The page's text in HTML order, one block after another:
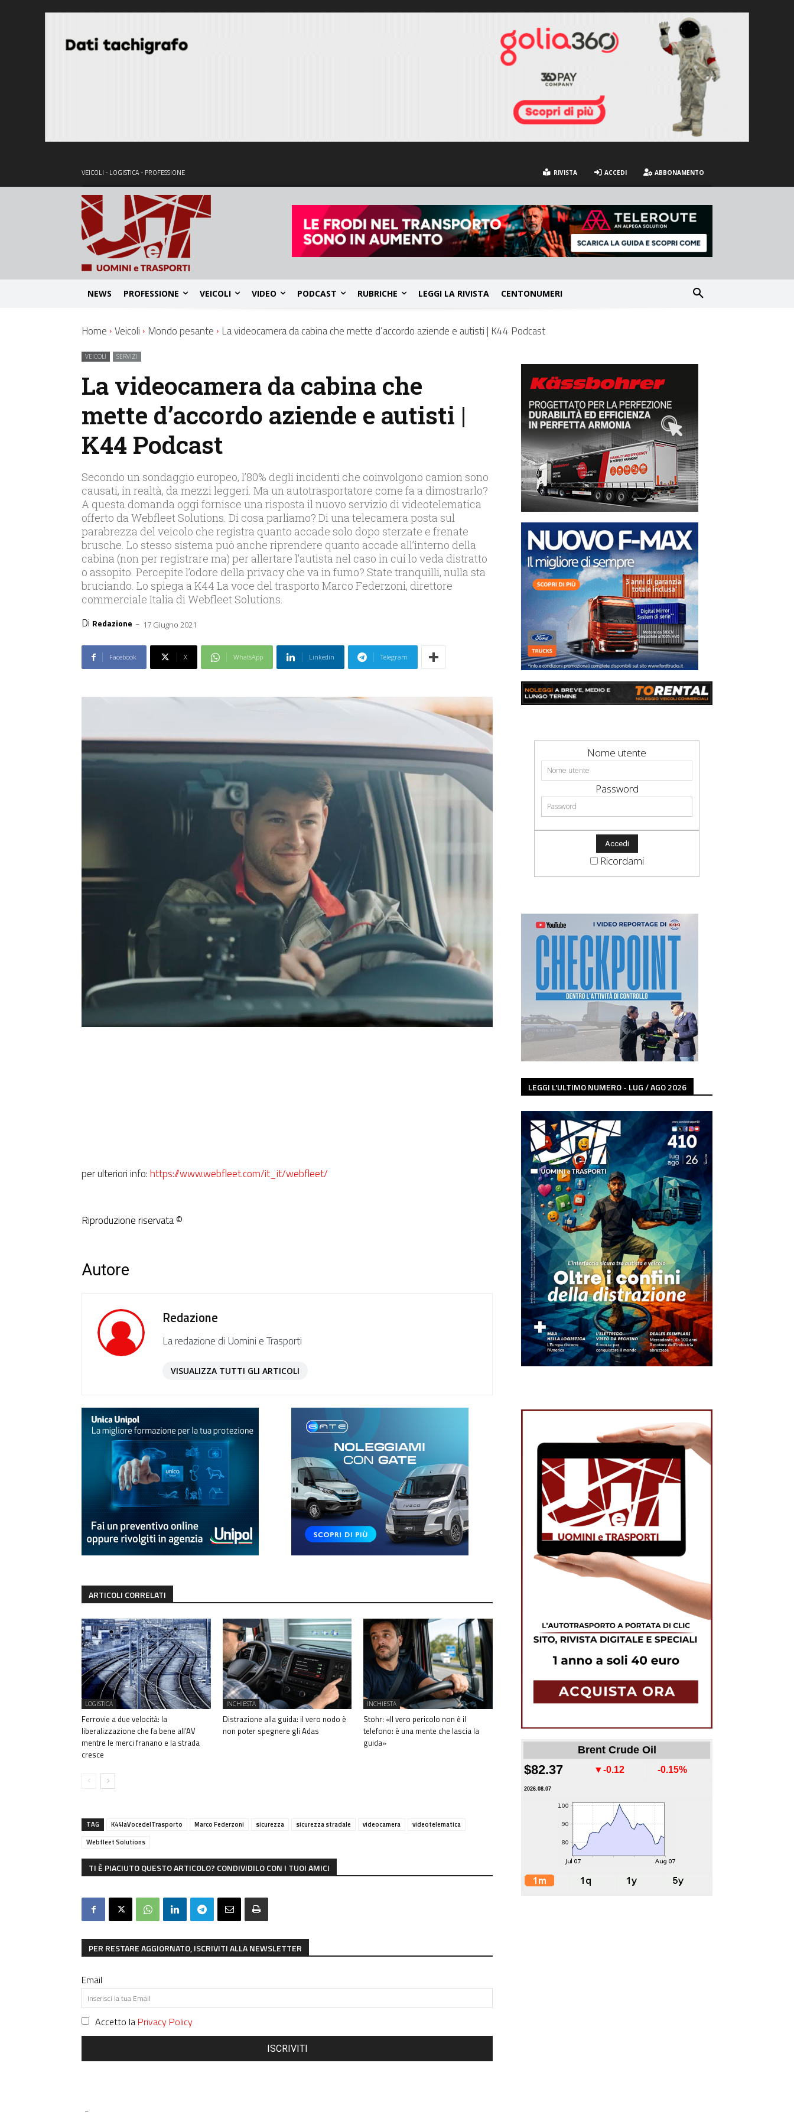
VEICOLI - LOGISTICA - PROFESSIONE RIVISTA ACCEDI ABBONAMENTO
NEWS PROFESSIONE VEICOLI VIDEO PODCAST RUBRICHE LEGGI LA RIVISTA CENTONUMERI
Home Veicoli Mondo pesante La videocamera da cabina che mette d’accordo aziende e autisti | K44 Podcast
VEICOLI SERVIZI
La videocamera da cabina che
mette d’accordo aziende e autisti |
K44 Podcast
Secondo un sondaggio europeo, l’80% degli incidenti che coinvolgono camion sono
causati, in realtà, da mezzi leggeri. Ma un autotrasportatore come fa a dimostrarlo?
A questa domanda oggi fornisce una risposta il nuovo servizio di videotelematica
offerto da Webfleet Solutions. Di cosa parliamo? Di una telecamera posta sul
parabrezza del veicolo che registra quanto accade solo dopo sterzate e frenate
brusche. Lo stesso sistema può anche riprendere quanto accade all’interno della
cabina (non per registrare ma) per allertare l’autista nel caso in cui lo veda distratto
o assopito. Percepite l’odore della privacy che va in fumo? State tranquilli, nulla sta
bruciando. Lo spiega a K44 La voce del trasporto Marco Federzoni, direttore
commerciale Italia di Webfleet Solutions.
Di Redazione - 17 Giugno 2021
Facebook X WhatsApp Linkedin Telegram
per ulteriori info:https://www.webfleet.com/it_it/webfleet/
Riproduzione riservata ©
Autore
Redazione
La redazione di Uomini e Trasporti
VISUALIZZA TUTTI GLI ARTICOLI
ARTICOLI CORRELATI
LOGISTICA
Ferrovie a due velocità: la
liberalizzazione che fa bene all’AV
mentre le merci franano e la strada
cresce
INCHIESTA
Distrazione alla guida: il vero nodo è
non poter spegnere gli Adas
INCHIESTA
Stohr: «Il vero pericolo non è il
telefono: è una mente che lascia la
guida»
TAG K44laVocedelTrasporto Marco Federzoni sicurezza sicurezza stradale videocamera
videotelematica
Webfleet Solutions
TI È PIACIUTO QUESTO ARTICOLO? CONDIVIDILO CON I TUOI AMICI
PER RESTARE AGGIORNATO, ISCRIVITI ALLA NEWSLETTER
Email
Accetto la Privacy Policy
ISCRIVITI
Nome utente
Password
Ricordami
LEGGI L'ULTIMO NUMERO - LUG / AGO 2026
Brent Crude Oil
$82.37 ▼-0.12 -0.15%
2026.08.07
-